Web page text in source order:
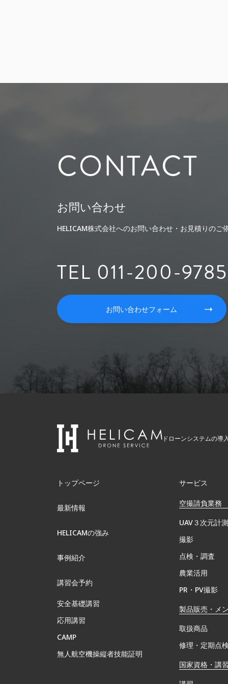
CONTACT
お問い合わせ
HELICAM株式会社へのお問い合わせ・お見積りのご
TEL 011-200-9785
お問い合わせフォーム
ドローンシステムの導
トップページ
最新情報
HELICAMの強み
事例紹介
講習会予約
安全基礎講習
応用講習
CAMP
無⼈航空機操縦者技能証明
サービス
空撮請負業務
UAV３次元計
撮影
点検・調査
農業活用
PR・PV撮影
製品販売・メ
取扱商品
修理・定期点
国家資格・講